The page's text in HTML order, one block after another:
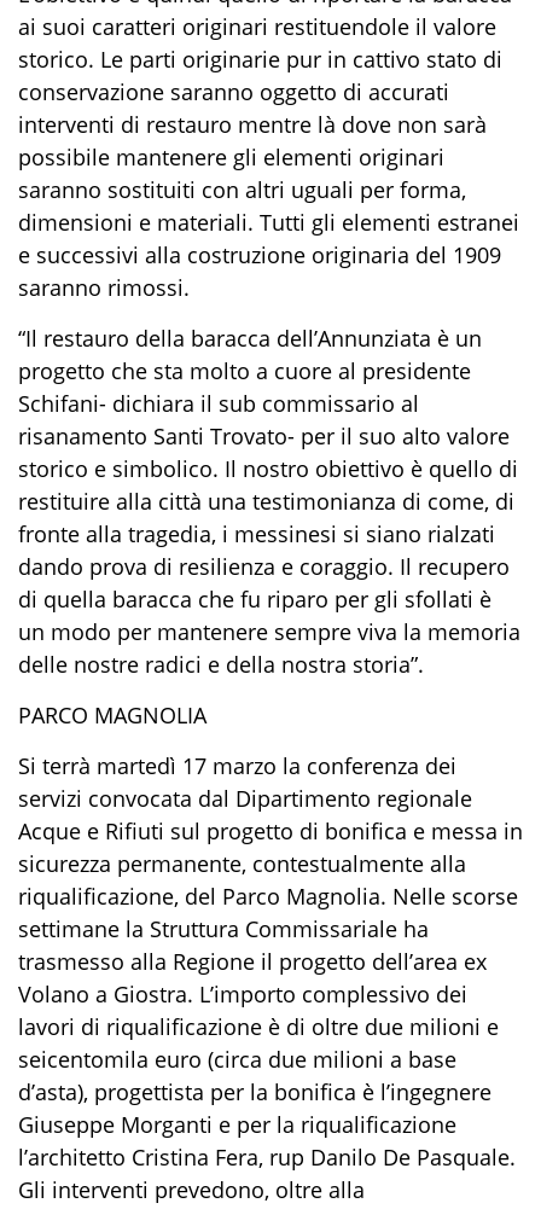
ai suoi caratteri originari restituendole il valore
storico. Le parti originarie pur in cattivo stato di
conservazione saranno oggetto di accurati
interventi di restauro mentre là dove non sarà
possibile mantenere gli elementi originari
saranno sostituiti con altri uguali per forma,
dimensioni e materiali. Tutti gli elementi estranei
e successivi alla costruzione originaria del 1909
saranno rimossi.
“Il restauro della baracca dell’Annunziata è un
progetto che sta molto a cuore al presidente
Schifani- dichiara il sub commissario al
risanamento Santi Trovato- per il suo alto valore
storico e simbolico. Il nostro obiettivo è quello di
restituire alla città una testimonianza di come, di
fronte alla tragedia, i messinesi si siano rialzati
dando prova di resilienza e coraggio. Il recupero
di quella baracca che fu riparo per gli sfollati è
un modo per mantenere sempre viva la memoria
delle nostre radici e della nostra storia”.
PARCO MAGNOLIA
Si terrà martedì 17 marzo la conferenza dei
servizi convocata dal Dipartimento regionale
Acque e Rifiuti sul progetto di bonifica e messa in
sicurezza permanente, contestualmente alla
riqualificazione, del Parco Magnolia. Nelle scorse
settimane la Struttura Commissariale ha
trasmesso alla Regione il progetto dell’area ex
Volano a Giostra. L’importo complessivo dei
lavori di riqualificazione è di oltre due milioni e
seicentomila euro (circa due milioni a base
d’asta), progettista per la bonifica è l’ingegnere
Giuseppe Morganti e per la riqualificazione
l’architetto Cristina Fera, rup Danilo De Pasquale.
Gli interventi prevedono, oltre alla